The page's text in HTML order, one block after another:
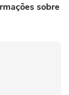
sobre